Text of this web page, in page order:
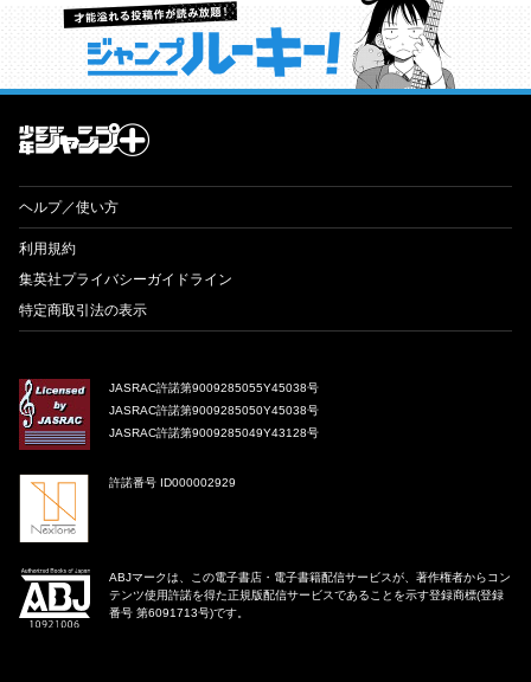
才能溢れる投稿作が読み放題！ ジャンプルーキー！
ヘルプ／使い方
利用規約
集英社プライバシーガイドライン
特定商取引法の表示
JASRAC許諾第9009285055Y45038号
JASRAC許諾第9009285050Y45038号
JASRAC許諾第9009285049Y43128号
許諾番号 ID000002929
ABJマークは、この電子書店・電子書籍配信サービスが、著作権者からコン
テンツ使用許諾を得た正規版配信サービスであることを示す登録商標(登録
番号 第6091713号)です。